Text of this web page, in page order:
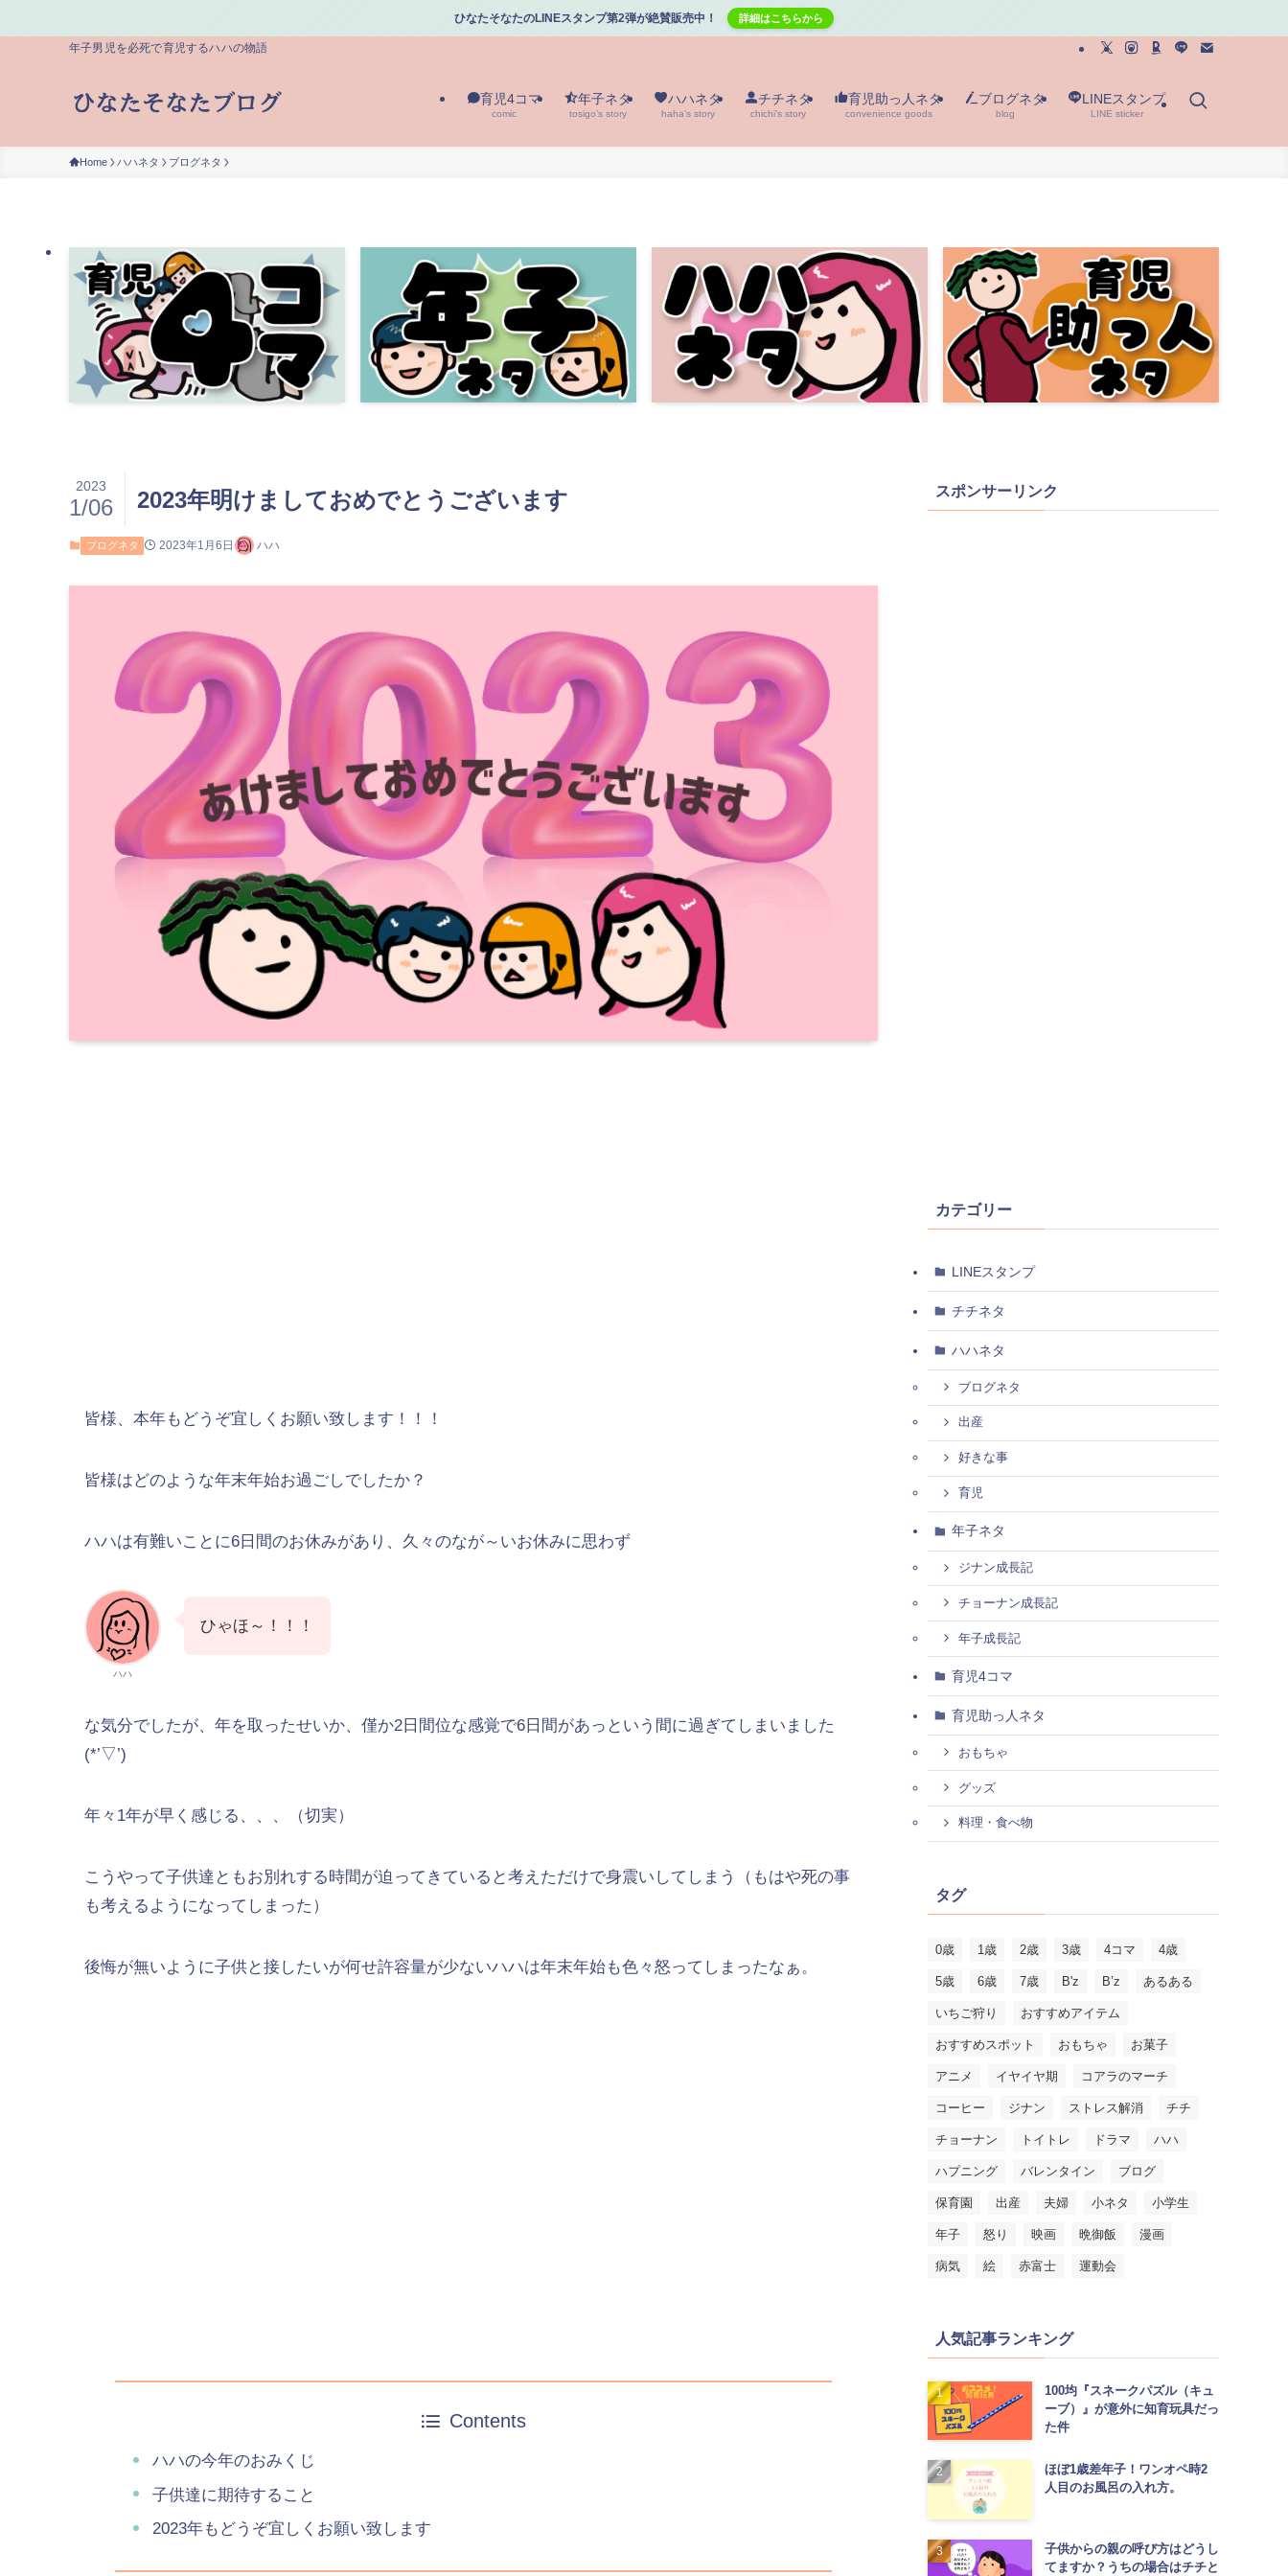
ひなたそなたのLINEスタンプ第2弾が絶賛販売中！ 詳細はこちらから
年子男児を必死で育児するハハの物語
育児4コマ
comic
年子ネタ
tosigo’s story
ハハネタ
haha’s story
チチネタ
chichi’s story
育児助っ人ネタ
convenience goods
ブログネタ
blog
LINEスタンプ
LINE sticker
Home ハハネタ ブログネタ
2023年明けましておめでとうございます
2023
1/06
ブログネタ 2023年1月6日 ハハ
皆様、本年もどうぞ宜しくお願い致します！！！
皆様はどのような年末年始お過ごしでしたか？
ハハは有難いことに6日間のお休みがあり、久々のなが～いお休みに思わず
ハハ
ひゃほ～！！！
な気分でしたが、年を取ったせいか、僅か2日間位な感覚で6日間があっという間に過ぎてしまいました
(*’▽’)
年々1年が早く感じる、、、（切実）
こうやって子供達ともお別れする時間が迫ってきていると考えただけで身震いしてしまう（もはや死の事
も考えるようになってしまった）
後悔が無いように子供と接したいが何せ許容量が少ないハハは年末年始も色々怒ってしまったなぁ。
Contents
ハハの今年のおみくじ
子供達に期待すること
2023年もどうぞ宜しくお願い致します
スポンサーリンク
カテゴリー
LINEスタンプ
チチネタ
ハハネタ
ブログネタ
出産
好きな事
育児
年子ネタ
ジナン成長記
チョーナン成長記
年子成長記
育児4コマ
育児助っ人ネタ
おもちゃ
グッズ
料理・食べ物
タグ
0歳 1歳 2歳 3歳 4コマ 4歳
5歳 6歳 7歳 B'z B’z あるある
いちご狩り おすすめアイテム
おすすめスポット おもちゃ お菓子
アニメ イヤイヤ期 コアラのマーチ
コーヒー ジナン ストレス解消 チチ
チョーナン トイトレ ドラマ ハハ
ハプニング バレンタイン ブログ
保育園 出産 夫婦 小ネタ 小学生
年子 怒り 映画 晩御飯 漫画
病気 絵 赤富士 運動会
人気記事ランキング
100均『スネークパズル（キュ
ーブ）』が意外に知育玩具だっ
た件
ほぼ1歳差年子！ワンオペ時2
人目のお風呂の入れ方。
子供からの親の呼び方はどうし
てますか？うちの場合はチチと